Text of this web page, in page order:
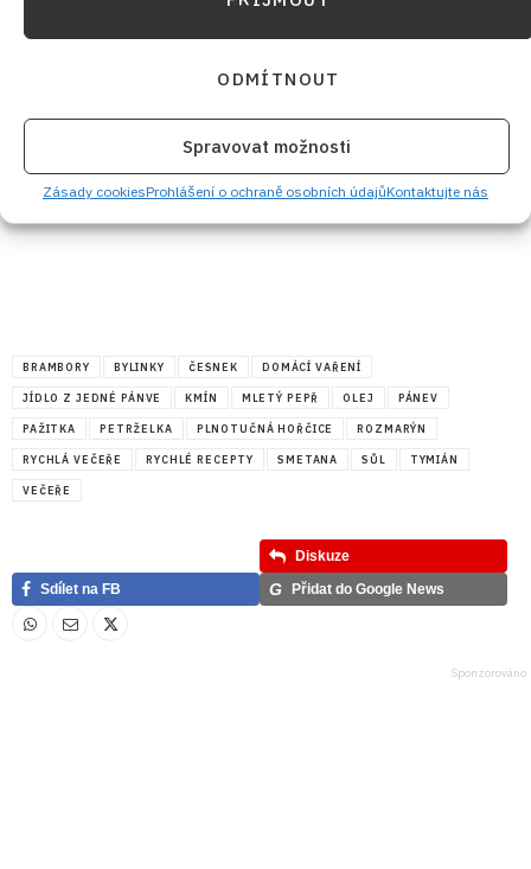
ODMÍTNOUT
Spravovat možnosti
Zásady cookiesProhlášení o ochraně osobních údajůKontaktujte nás
BRAMBORY BYLINKY ČESNEK DOMÁCÍ VAŘENÍ
JÍDLO Z JEDNÉ PÁNVE KMÍN MLETÝ PEPŘ OLEJ PÁNEV
PAŽITKA PETRŽELKA PLNOTUČNÁ HOŘČICE ROZMARÝN
RYCHLÁ VEČEŘE RYCHLÉ RECEPTY SMETANA SŮL TYMIÁN
VEČEŘE
Diskuze
Sdílet na FB
G Přidat do Google News